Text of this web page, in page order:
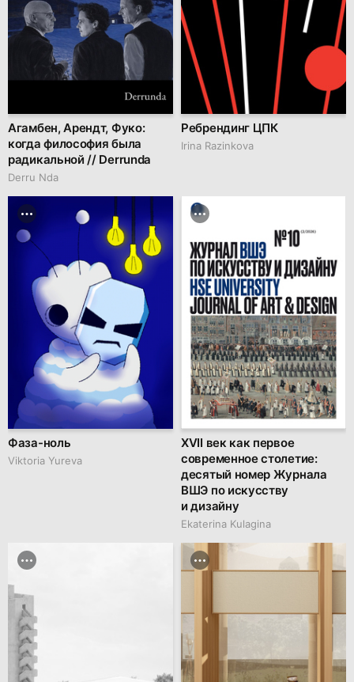
Агамбен, Арендт, Фуко:
когда философия была
радикальной // Derrunda
Derru Nda
Ребрендинг ЦПК
Irina Razinkova
Фаза-ноль
Viktoria Yureva
XVII век как первое
современное столетие:
десятый номер Журнала
ВШЭ по искусству
и дизайну
Ekaterina Kulagina